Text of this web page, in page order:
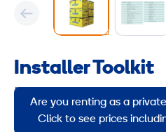
Installer Toolkit
Product group code:
Aluminium installer toolkit.
Are you renting as a
Click to see prices